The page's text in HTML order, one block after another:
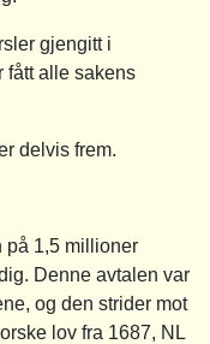
gjengitt i
fått alle sakens
delvis frem.
på 1,5 millioner
Denne avtalen var
og den strider mot
lov fra 1687, NL